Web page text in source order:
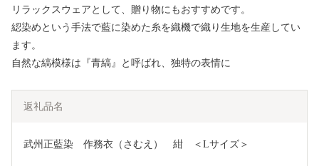
リラックスウェアとして、贈り物にもおすすめです。
綛染めという手法で藍に染めた糸を織機で織り生地を生産してい
ます。
自然な縞模様は『青縞』と呼ばれ、独特の表情に
返礼品名
武州正藍染　作務衣（さむえ）　紺　＜Lサイズ＞